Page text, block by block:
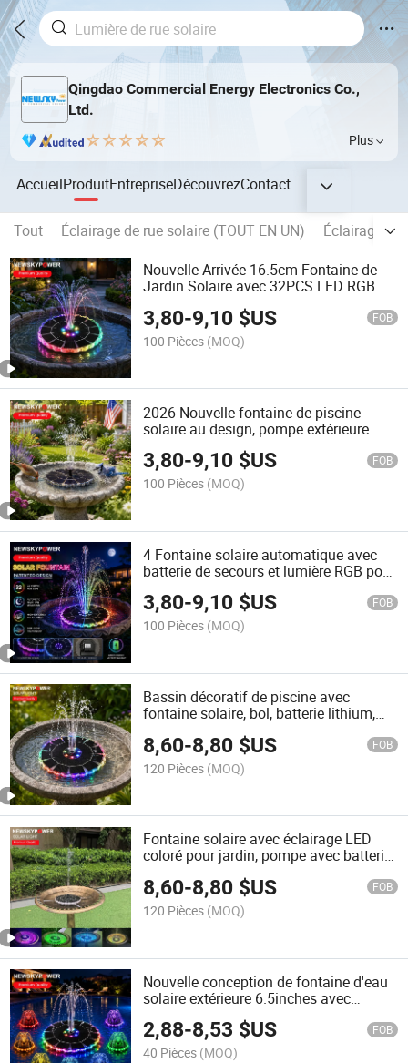
Qingdao Commercial Energy Electronics Co.,
Ltd.
Plus
AccueilProduitEntrepriseDécouvrezContact
Tout Éclairage de rue solaire (TOUT EN UN)
Éclairage
Nouvelle Arrivée 16.5cm Fontaine de
Jardin Solaire avec 32PCS LED RGB
Flottante avec Barrière de Protection
pour Étang à Poissons
3,80-9,10 $US FOB
100 Pièces (MOQ)
2026 Nouvelle fontaine de piscine
solaire au design, pompe extérieure
rechargeable pour bain d'oiseaux,
étang avec 3.5W panneau solaire et
1800mAh batterie
3,80-9,10 $US FOB
100 Pièces (MOQ)
4 Fontaine solaire automatique avec
batterie de secours et lumière RGB pour
jardin, étang et baignoire,
fonctionnement nocturne de plusieurs
heures
3,80-9,10 $US FOB
100 Pièces (MOQ)
Bassin décoratif de piscine avec
fontaine solaire, bol, batterie lithium,
8,60-8,80 $US FOB
120 Pièces (MOQ)
Fontaine solaire avec éclairage LED
coloré pour jardin, pompe avec batterie
de secours intégrée
8,60-8,80 $US FOB
120 Pièces (MOQ)
Nouvelle conception de fontaine d'eau
solaire extérieure 6.5inches avec
lumière LED 7 buses de pulvérisation
d'eau décoration de jardin cadeau pour
gros
2,88-8,53 $US FOB
40 Pièces (MOQ)